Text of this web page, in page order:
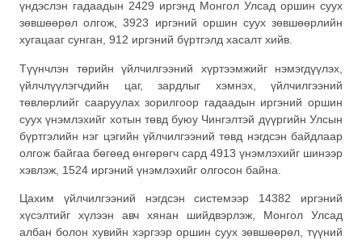
үндэслэн гадаадын 2429 иргэнд Монгол Улсад оршин суух
зөвшөөрөл олгож, 3923 иргэний оршин суух зөвшөөрлийн
хугацааг сунган, 912 иргэний бүртгэлд хасалт хийв.
Түүнчлэн төрийн үйлчилгээний хүртээмжийг нэмэгдүүлэх,
үйлчлүүлэгчдийн цаг, зардлыг хэмнэx, үйлчилгээний
төвлөрлийг сааруулаx зорилгоор гадаадын иргэний оршин
суух үнэмлэхийг хотын төвд буюу Чингэлтэй дүүргийн Улсын
бүртгэлийн нэг цэгийн үйлчилгээний төвд нэгдсэн байдлаар
олгож байгаа бөгөөд өнгөрөгч сард 4913 үнэмлэхийг шинээр
хэвлэж, 1524 иргэний үнэмлэхийг олгосон байна.
Цахим үйлчилгээний нэгдсэн системээр 14382 иргэний
хүсэлтийг хүлээн авч хянан шийдвэрлэж, Монгол Улсад
албан болон хувийн хэргээр оршин суух зөвшөөрөл, түүний